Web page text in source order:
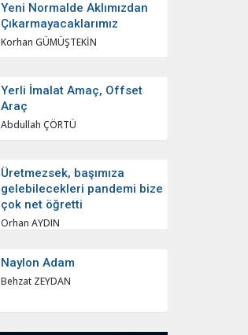
Yeni Normalde Aklımızdan
Çıkarmayacaklarımız
Korhan GÜMÜŞTEKİN
Yerli İmalat Amaç, Offset
Araç
Abdullah ÇÖRTÜ
Üretmezsek, başımıza
gelebilecekleri pandemi bize
çok net öğretti
Orhan AYDIN
Naylon Adam
Behzat ZEYDAN